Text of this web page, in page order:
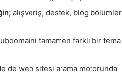
alışveriş, destek, blog bölümler
tamamen farklı bir tema
de web sitesi arama motorunda